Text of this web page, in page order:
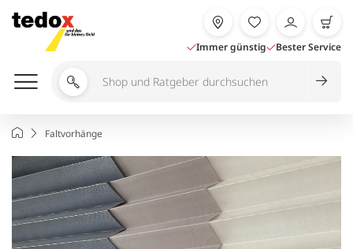
Inhalt
springen
Immer günstig Bester Service
Shop
durchsuchen
StartseiteFaltvorhänge